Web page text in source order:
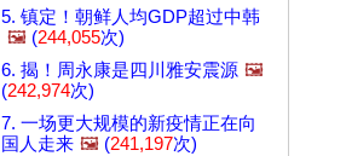
5. 镇定！朝鲜人均GDP超过中韩
🖼️ (244,055次)
6. 揭！周永康是四川雅安震源 🖼️
(242,974次)
7. 一场更大规模的新疫情正在向
国人走来 🖼️ (241,197次)